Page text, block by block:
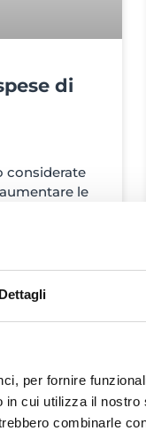
Dettagli
per fornire
cui utilizza il
combinarle
di
considerate
le